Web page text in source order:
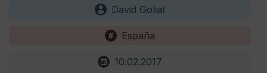
David Goliat
España
10.02.2017